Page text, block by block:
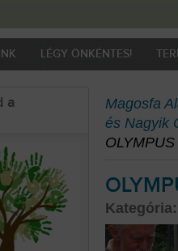
LÉGY ÖNKÉNTES!
a
Magosfa
és Nagyik